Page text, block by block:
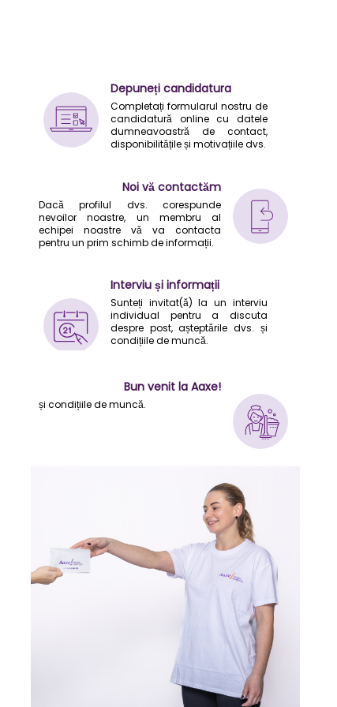
Depuneți candidatura
Completați formularul nostru de
candidatură online cu datele
dumneavoastră de contact,
disponibilitățile și motivațiile dvs.
Noi vă contactăm
Dacă profilul dvs. corespunde
nevoilor noastre, un membru al
echipei noastre vă va contacta
pentru un prim schimb de informații.
Interviu și informații
Sunteți invitat(ă) la un interviu
individual pentru a discuta
despre post, așteptările dvs. și
condițiile de muncă.
Bun venit la Aaxe!
și condițiile de muncă.